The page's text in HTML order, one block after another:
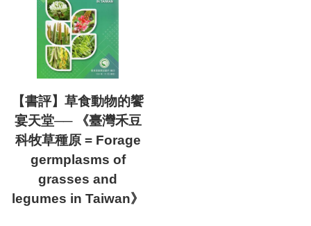
【書評】草食動物的饗
宴天堂── 《臺灣禾豆
科牧草種原 = Forage
germplasms of
grasses and
legumes in Taiwan》